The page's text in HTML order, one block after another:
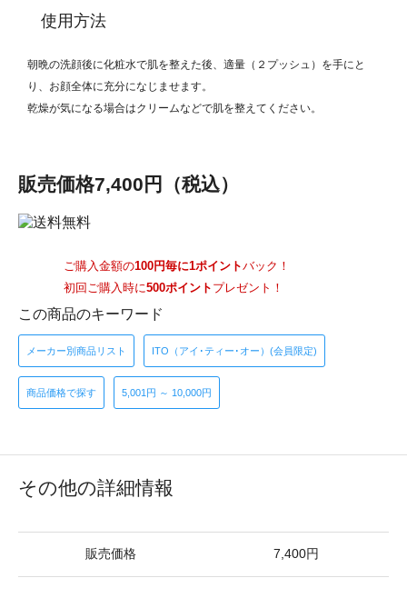
使用方法
朝晩の洗顔後に化粧水で肌を整えた後、適量（２プッシュ）を手にと
り、お顔全体に充分になじませます。
乾燥が気になる場合はクリームなどで肌を整えてください。
販売価格7,400円 （税込）
ご購入金額の100円毎に1ポイントバック！
初回ご購入時に500ポイント プレゼント！
この商品のキーワード
メーカー別商品リスト ITO（アイ･ティー･オー）(会員限定)
商品価格で探す 5,001円 ～ 10,000円
その他の詳細情報
販売価格 7,400円